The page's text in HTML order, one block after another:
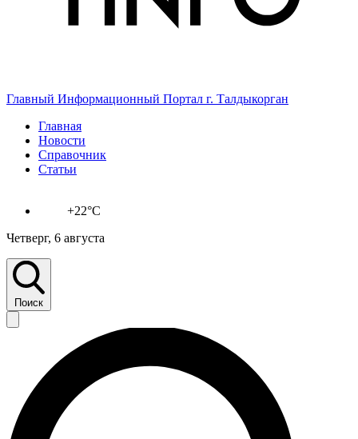
Главный Информационный Портал г. Талдыкорган
Главная
Новости
Справочник
Статьи
+22°C
Четверг, 6 августа
Поиск